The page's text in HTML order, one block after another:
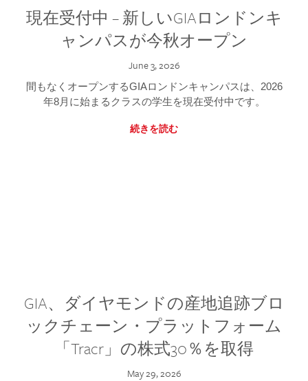
現在受付中 – 新しいGIAロンドンキ
ャンパスが今秋オープン
June 3, 2026
間もなくオープンするGIAロンドンキャンパスは、2026
年8月に始まるクラスの学生を現在受付中です。
続きを読む
GIA、ダイヤモンドの産地追跡ブロ
ックチェーン・プラットフォーム
「Tracr」の株式30％を取得
May 29, 2026